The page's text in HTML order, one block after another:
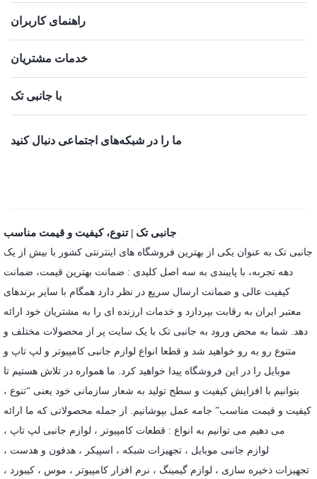
راهنمای کاربران
خدمات مشتریان
با جانبی تک
ما را در شبکه‌های اجتماعی دنبال کنید
جانبی تک | تنوع، کیفیت و قیمت مناسب
جانبی تک به عنوان یکی از بهترین فروشگاه های اینترنتی کشور با بیش از یک
دهه تجربه، با پایبندی به سه اصل کلیدی : ضمانت بهترین قیمت، ضمانت
کیفیت عالی و ضمانت ارسال سریع در نظر دارد همگام با سایر برندهای
معتبر ایران به رقابت بپردازد و خدمات ارزنده ای را به مشتریان خود ارائه
دهد. شما به محض ورود به جانبی تک با یک سایت پر از محصولات مختلف و
متنوع رو به رو خواهید شد و قطعا انواع لوازم جانبی کامپیوتر و لپ تاپ و
موبایل را در این فروشگاه پیدا خواهید کرد. ما همواره در تلاش هستیم تا
بتوانیم با افزایش کیفیت و سطح تولید به شعار سازمانی خود یعنی “تنوع ،
کیفیت و قیمت مناسب” جامه عمل بپوشانیم. از جمله محصولاتی که ما ارائه
می دهیم می توانیم به انواع : قطعات کامپیوتر ، لوازم جانبی لپ تاپ ،
لوازم جانبی موبایل ، تجهیزات شبکه ، اسپیکر ، هدفون و هدست ،
تجهیزات ذخیره سازی ، لوازم گیمینگ ، نرم افزار کامپیوتر ، موس ، کیبورد ،